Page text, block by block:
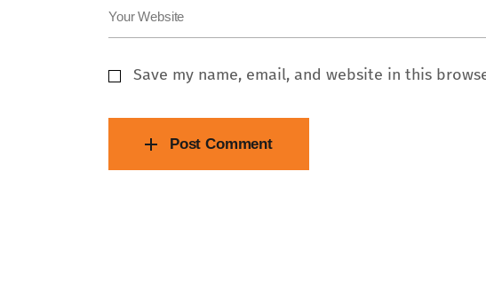
Your Website
Save my name, email, and website in this
Post Comment